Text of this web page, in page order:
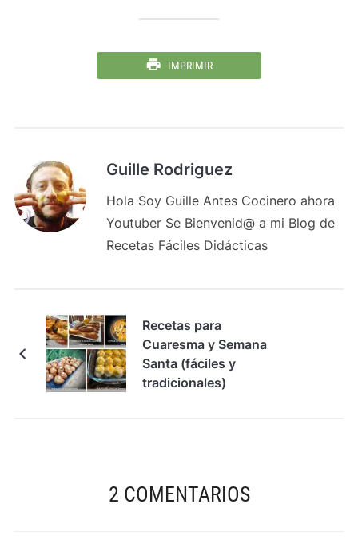
IMPRIMIR
Guille Rodriguez
Hola Soy Guille Antes Cocinero ahora
Youtuber Se Bienvenid@ a mi Blog de
Recetas Fáciles Didácticas
Recetas para
Cuaresma y Semana
Santa (fáciles y
tradicionales)
2 COMENTARIOS